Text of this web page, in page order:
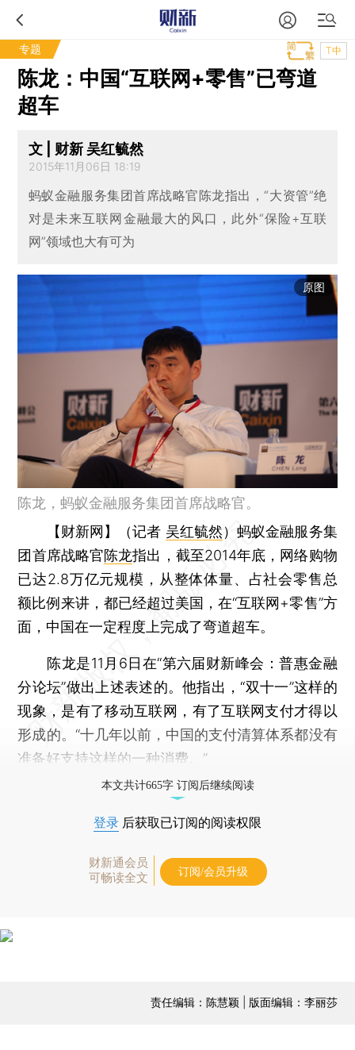
专题 T中
陈龙：中国“互联网+零售”已弯道
超车
文 | 财新 吴红毓然
2015年11月06日 18:19
蚂蚁金融服务集团首席战略官陈龙指出，“大资管”绝
对是未来互联网金融最大的风口，此外“保险+互联
网”领域也大有可为
原图
陈龙，蚂蚁金融服务集团首席战略官。
【财新网】（记者 吴红毓然）蚂蚁金融服务集
团首席战略官陈龙指出，截至2014年底，网络购物
已达2.8万亿元规模，从整体体量、占社会零售总
额比例来讲，都已经超过美国，在“互联网+零售”方
面，中国在一定程度上完成了弯道超车。
陈龙是11月6日在“第六届财新峰会：普惠金融
分论坛”做出上述表述的。他指出，“双十一”这样的
现象，是有了移动互联网，有了互联网支付才得以
形成的。“十几年以前，中国的支付清算体系都没有
准备好支持这样的一种消费。”
本文共计665字 订阅后继续阅读
登录 后获取已订阅的阅读权限
财新通会员
可畅读全文
订阅/会员升级
责任编辑：陈慧颖 | 版面编辑：李丽莎